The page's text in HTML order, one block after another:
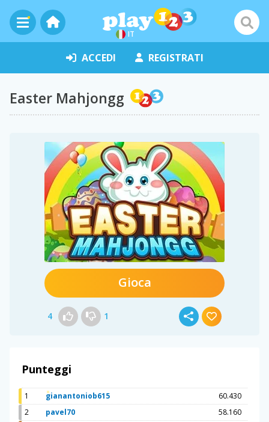
IT
ACCEDI REGISTRATI
Easter Mahjongg
Gioca
4 1
Punteggi
1 gianantoniob615
60.430
2
pavel70
58.160